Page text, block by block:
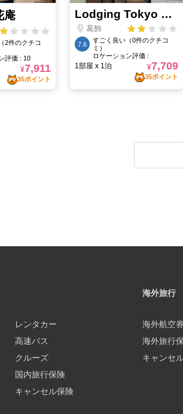
レンタカー
高速バス
クルーズ
国内旅行保険
キャンセル保険
海外旅行
海外航空券
海外旅行
キャンセ